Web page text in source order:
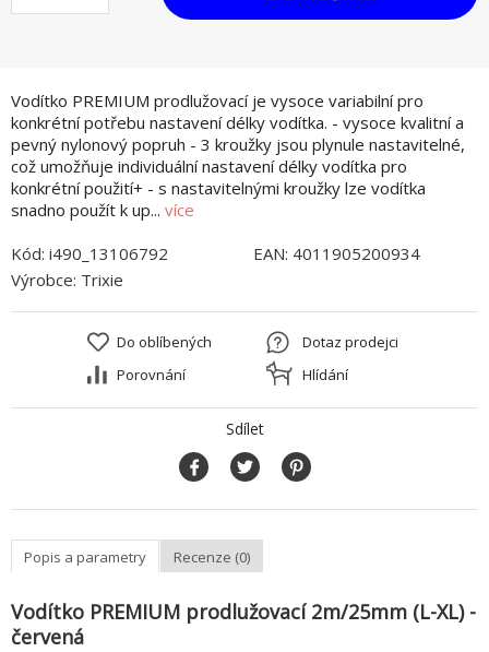
Vodítko PREMIUM prodlužovací je vysoce variabilní pro
konkrétní potřebu nastavení délky vodítka. - vysoce kvalitní a
pevný nylonový popruh - 3 kroužky jsou plynule nastavitelné,
což umožňuje individuální nastavení délky vodítka pro
konkrétní použití+ - s nastavitelnými kroužky lze vodítka
snadno použít k up... více
Kód: i490_13106792 EAN: 4011905200934
Výrobce: Trixie
Do oblíbených
Porovnání
Dotaz prodejci
Hlídání
Sdílet
Popis a parametry Recenze (0)
Vodítko PREMIUM prodlužovací 2m/25mm (L-XL) -
červená